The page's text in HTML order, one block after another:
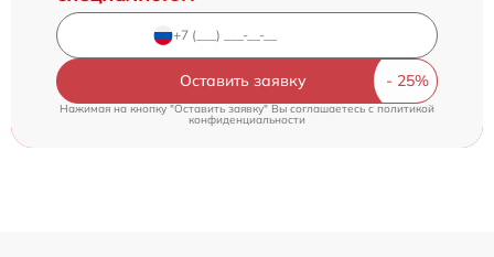
Оставить заявку
Нажимая на кнопку "Оставить заявку" Вы соглашаетесь cполитикой
конфиденциальности